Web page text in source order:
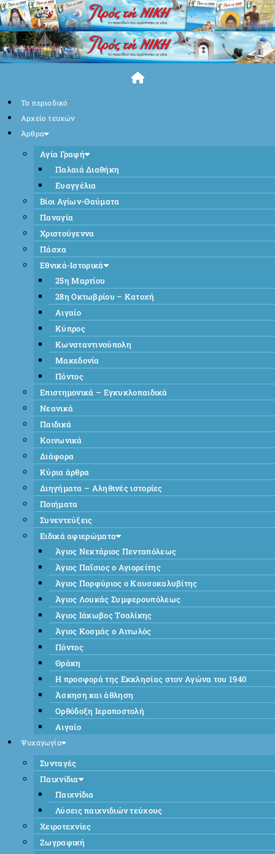
Skip
to
content
Το περιοδικό
Αρχείο τευχών
Άρθρα
Αγία Γραφή
Παλαιά Διαθήκη
Ευαγγέλια
Βίοι Αγίων-Θαύματα
Παναγία
Χριστούγεννα
Πάσχα
Εθνικά-Ιστορικά
25η Μαρτίου
28η Οκτωβρίου – Κατοχή
Αιγαίο
Κύπρος
Κωνσταντινούπολη
Μακεδονία
Πόντος
Επιστημονικά – Εγκυκλοπαιδικά
Νεανικά
Παιδικά
Κοινωνικά
Διάφορα
Κύρια άρθρα
Διηγήματα – Αληθινές ιστορίες
Ποιήματα
Συνεντεύξεις
Ειδικά αφιερώματα
Άγιος Νεκτάριος Πενταπόλεως
Άγιος Παΐσιος ο Αγιορείτης
Άγιος Πορφύριος ο Καυσοκαλυβίτης
Άγιος Λουκάς Συμφερουπόλεως
Άγιος Ιάκωβος Τσαλίκης
Άγιος Κοσμάς ο Αιτωλός
Πόντος
Θράκη
Η προσφορά της Εκκλησίας στον Αγώνα του 1940
Άσκηση και άθληση
Ορθόδοξη Ιεραποστολή
Αιγαίο
Ψυχαγωγία
Συνταγές
Παιχνίδια
Παιχνίδια
Λύσεις παιχνιδιών τεύχους
Χειροτεχνίες
Ζωγραφική